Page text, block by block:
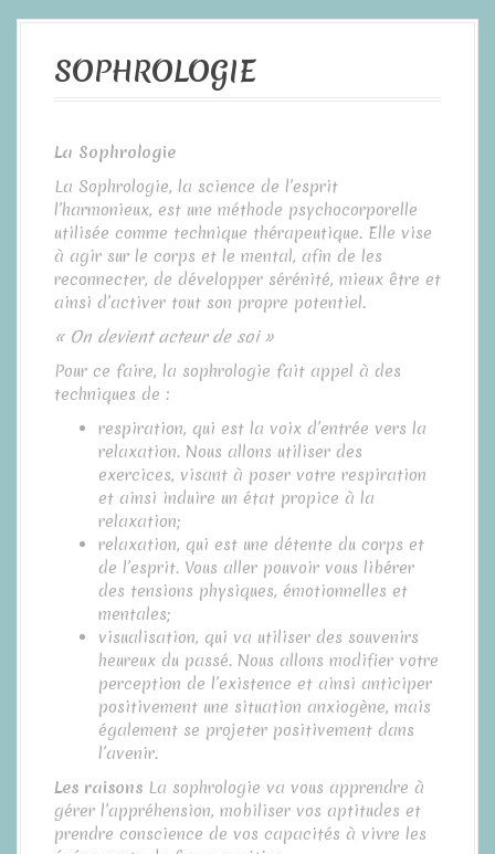
SOPHROLOGIE
La Sophrologie
La Sophrologie, la science de l’esprit
l’harmonieux, est une méthode psychocorporelle
utilisée comme technique thérapeutique. Elle vise
à agir sur le corps et le mental, afin de les
reconnecter, de développer sérénité, mieux être et
ainsi d’activer tout son propre potentiel.
« On devient acteur de soi »
Pour ce faire, la sophrologie fait appel à des
techniques de :
respiration, qui est la voix d’entrée vers la
relaxation. Nous allons utiliser des
exercices, visant à poser votre respiration
et ainsi induire un état propice à la
relaxation;
relaxation, qui est une détente du corps et
de l’esprit. Vous aller pouvoir vous libérer
des tensions physiques, émotionnelles et
mentales;
visualisation, qui va utiliser des souvenirs
heureux du passé. Nous allons modifier votre
perception de l’existence et ainsi anticiper
positivement une situation anxiogène, mais
également se projeter positivement dans
l’avenir.
Les raisons La sophrologie va vous apprendre à
gérer l’appréhension, mobiliser vos aptitudes et
prendre conscience de vos capacités à vivre les